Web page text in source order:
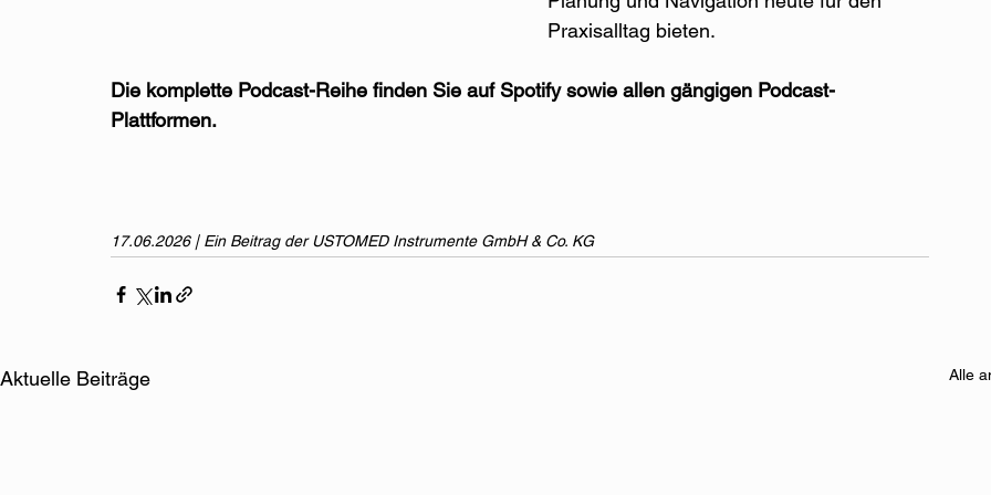
Praxisalltag bieten.
Die komplette Podcast-Reihe finden Sie auf Spotify sowie allen gängigen Podcast-
Plattformen.
17.06.2026 | Ein Beitrag der USTOMED Instrumente GmbH & Co. KG
Aktuelle Beiträge Alle